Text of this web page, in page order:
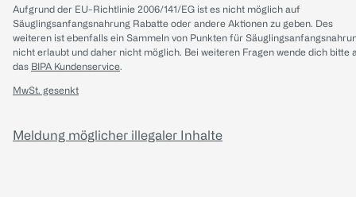
Aufgrund der EU-Richtlinie 2006/141/EG ist es nicht möglich auf
Säuglingsanfangsnahrung Rabatte oder andere Aktionen zu geben. Des
weiteren ist ebenfalls ein Sammeln von Punkten für
nicht erlaubt und daher nicht möglich. Bei weiteren Fragen wende dich bitte
das BIPA Kundenservice.
MwSt. gesenkt
Meldung möglicher illegaler Inhalte